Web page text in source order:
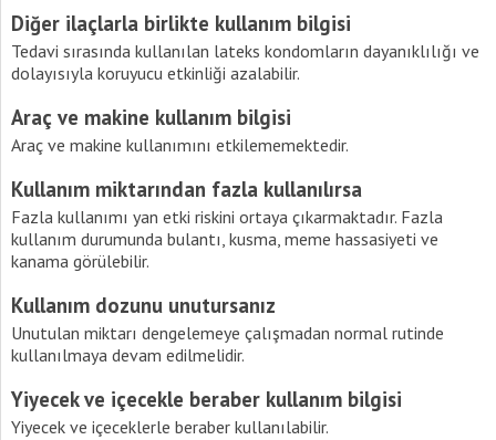
Diğer ilaçlarla birlikte kullanım bilgisi
Tedavi sırasında kullanılan lateks kondomların dayanıklılığı ve
dolayısıyla koruyucu etkinliği azalabilir.
Araç ve makine kullanım bilgisi
Araç ve makine kullanımını etkilememektedir.
Kullanım miktarından fazla kullanılırsa
Fazla kullanımı yan etki riskini ortaya çıkarmaktadır. Fazla
kullanım durumunda bulantı, kusma, meme hassasiyeti ve
kanama görülebilir.
Kullanım dozunu unutursanız
Unutulan miktarı dengelemeye çalışmadan normal rutinde
kullanılmaya devam edilmelidir.
Yiyecek ve içecekle beraber kullanım bilgisi
Yiyecek ve içeceklerle beraber kullanılabilir.